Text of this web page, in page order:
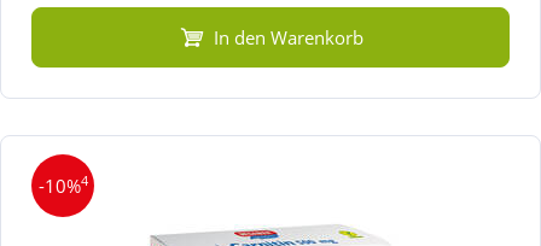
In den Warenkorb
-10%4